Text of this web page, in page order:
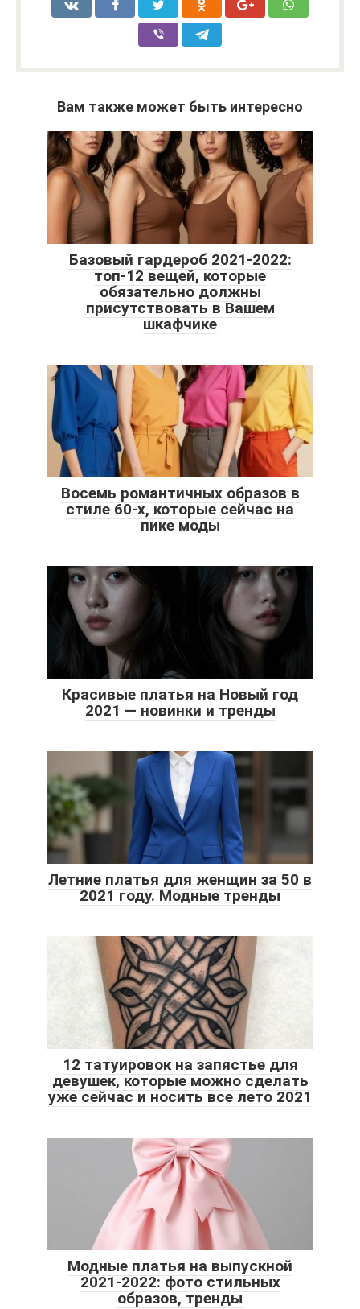
Вам также может быть интересно
Базовый гардероб 2021-2022:
топ-12 вещей, которые
обязательно должны
присутствовать в Вашем
шкафчике
Восемь романтичных образов в
стиле 60-х, которые сейчас на
пике моды
Красивые платья на Новый год
2021 — новинки и тренды
Летние платья для женщин за 50 в
2021 году. Модные тренды
12 татуировок на запястье для
девушек, которые можно сделать
уже сейчас и носить все лето 2021
Модные платья на выпускной
2021-2022: фото стильных
образов, тренды